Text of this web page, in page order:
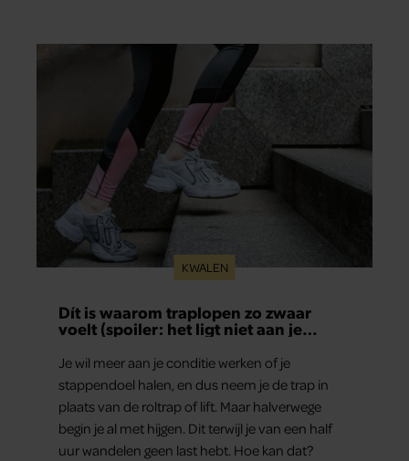
KWALEN
Dít is waarom traplopen zo zwaar
voelt (spoiler: het ligt niet aan je
Je wil meer aan je conditie werken of je
stappendoel halen, en dus neem je de trap in
plaats van de roltrap of lift. Maar halverwege
begin je al met hijgen. Dit terwijl je van een half
uur wandelen geen last hebt. Hoe kan dat?